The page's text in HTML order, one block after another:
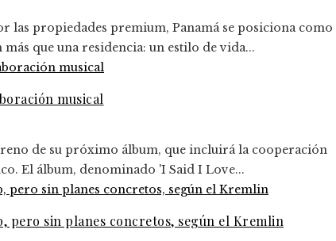
las propiedades premium, Panamá se posiciona como
que una residencia: un estilo de vida...
musical
de su próximo álbum, que incluirá la cooperación
El álbum, denominado 'I Said I Love...
pero sin planes concretos, según el Kremlin